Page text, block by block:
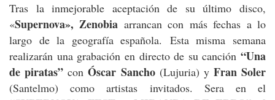
Tras la inmejorable aceptación de su último disco,
«Supernova», Zenobia arrancan con más fechas a lo
largo de la geografía española. Esta misma semana
realizarán una grabación en directo de su canción “Una
de piratas” conÓscar Sancho(Lujuria) y Fran Soler
(Santelmo) como artistas invitados. Sera en el